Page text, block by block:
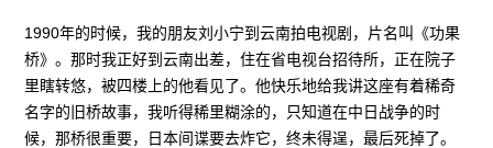
1990年的时候，我的朋友刘小宁到云南拍电视剧，片名叫《功果
桥》。那时我正好到云南出差，住在省电视台招待所，正在院子
里瞎转悠，被四楼上的他看见了。他快乐地给我讲这座有着稀奇
名字的旧桥故事，我听得稀里糊涂的，只知道在中日战争的时
候，那桥很重要，日本间谍要去炸它，终未得逞，最后死掉了。